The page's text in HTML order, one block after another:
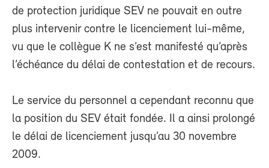
de protection juridique SEV ne pouvait en outre
plus intervenir contre le licenciement lui-même,
vu que le collègue K ne s’est manifesté qu’après
l’échéance du délai de contestation et de recours.
Le service du personnel a cependant reconnu que
la position du SEV était fondée. Il a ainsi prolongé
le délai de licenciement jusqu’au 30 novembre
2009.